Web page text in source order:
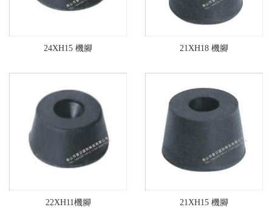
24XH15 機腳 21XH18 機腳
22XH11機腳 21XH15 機腳